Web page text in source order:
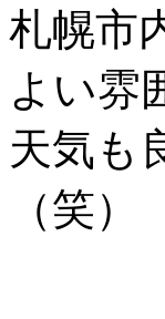
札幌市
よい雰
天気も
（笑）